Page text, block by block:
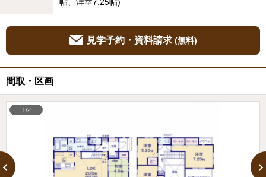
見学予約・資料請求 (無料)
間取・区画
1/2